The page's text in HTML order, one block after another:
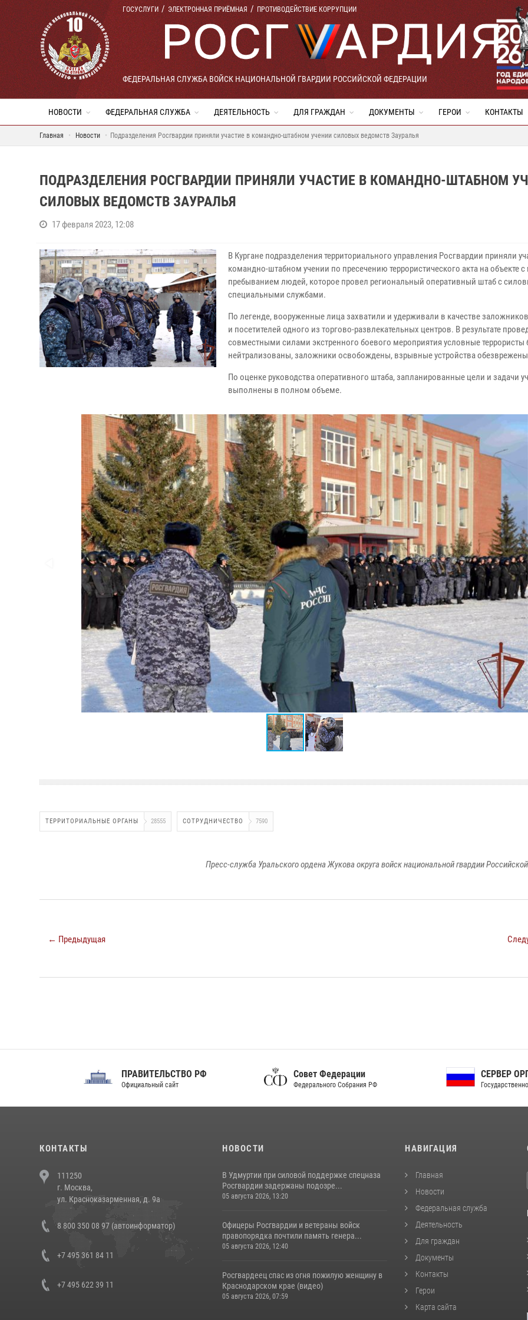
ГОСУСЛУГИ ЭЛЕКТРОННАЯ ПРИЁМНАЯ ПРОТИВОДЕЙСТВИЕ КОРРУПЦИИ
ФЕДЕРАЛЬНАЯ СЛУЖБА ВОЙСК НАЦИОНАЛЬНОЙ ГВАРДИИ РОССИЙСКОЙ ФЕДЕРАЦИИ
НОВОСТИ ФЕДЕРАЛЬНАЯ СЛУЖБА ДЕЯТЕЛЬНОСТЬ ДЛЯ ГРАЖДАН ДОКУМЕНТЫ ГЕРОИ КОНТАКТЫ
Главная Новости Подразделения Росгвардии приняли участие в командно-штабном учении силовых ведомств Зауралья
ПОДРАЗДЕЛЕНИЯ РОСГВАРДИИ ПРИНЯЛИ УЧАСТИЕ В КОМАНДНО-ШТАБНОМ
СИЛОВЫХ ВЕДОМСТВ ЗАУРАЛЬЯ
17 февраля 2023, 12:08
В Кургане подразделения территориального управления Росгвардии приняли
командно-штабном учении по пресечению террористического акта на объекте
пребыванием людей, которое провел региональный оперативный штаб с
специальными службами.
По легенде, вооруженные лица захватили и удерживали в качестве
и посетителей одного из торгово-развлекательных центров. В результате
совместными силами экстренного боевого мероприятия условные террористы
нейтрализованы, заложники освобождены, взрывные устройства
По оценке руководства оперативного штаба, запланированные цели и задачи
выполнены в полном объеме.
ТЕРРИТОРИАЛЬНЫЕ ОРГАНЫ 28555 СОТРУДНИЧЕСТВО 7590
Пресс-служба Уральского ордена Жукова округа войск национальной гвардии
← Предыдущая
ПРАВИТЕЛЬСТВО РФ
Официальный сайт
Совет Федерации
Федерального Собрания РФ
СЕРВЕР ОРГАНОВ
Государственной власти РФ
КОНТАКТЫ
111250
г. Москва,
ул. Красноказарменная, д. 9а
8 800 350 08 97 (автоинформатор)
+7 495 361 84 11
+7 495 622 39 11
НОВОСТИ
В Удмуртии при силовой поддержке спецназа
Росгвардии задержаны подозре...
05 августа 2026, 13:20
Офицеры Росгвардии и ветераны войск
правопорядка почтили память генера...
05 августа 2026, 12:40
Росгвардеец спас из огня пожилую женщину в
Краснодарском крае (видео)
05 августа 2026, 07:59
НАВИГАЦИЯ
Главная
Новости
Федеральная служба
Деятельность
Для граждан
Документы
Контакты
Герои
Карта сайта